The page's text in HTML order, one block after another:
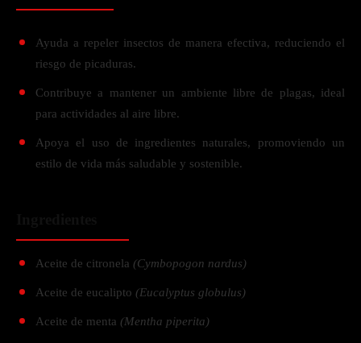
Ayuda a repeler insectos de manera efectiva, reduciendo el
riesgo de picaduras.
Contribuye a mantener un ambiente libre de plagas, ideal
para actividades al aire libre.
Apoya el uso de ingredientes naturales, promoviendo un
estilo de vida más saludable y sostenible.
Aceite de citronela (Cymbopogon nardus)
Aceite de eucalipto (Eucalyptus globulus)
Aceite de menta (Mentha piperita)